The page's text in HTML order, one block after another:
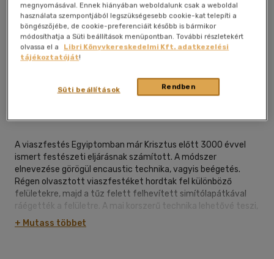
Kívánságlistához adom
32 oldal
A viaszfestés Egyiptomban már Krisztus előtt 3000 évvel
ismert festészeti eljárásnak számított. A módszer
elnevezése görögül encaustic technika, vagyis beégetés.
Régen olvasztott viaszfestéket hordtak fel különböző
felületekre, majd a tűz felett felhevített simítólapátkával
ráégették a felületre. A mai korszerű technika lehetővé teszi,
hogy újra felfedezzük a régi viasztfestészetet. A viasz a
vasaló lapján gyorsan felolvasztható. A legfontosabb
+ Mutass többet
megnyomásával. Ennek hiányában weboldalunk csak a weboldal
használata szempontjából legszükségesebb cookie-kat telepíti a
böngészőjébe, de cookie-preferenciáit később is bármikor
módosíthatja a Süti beállítások menüpontban. További részletekért
olvassa el a
Libri Könyvkereskedelmi Kft. adatkezelési
tájékoztatóját!
Rendben
Süti beállítások